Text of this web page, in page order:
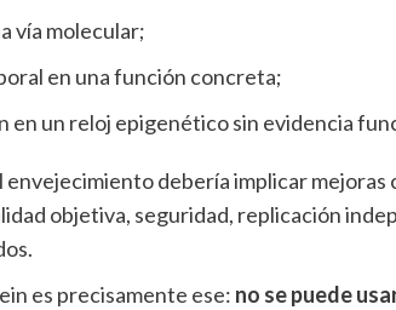
vía molecular;
en una función concreta;
en un reloj epigenético sin evidencia
envejecimiento debería implicar
objetiva, seguridad, replicación
es precisamente ese: no se puede